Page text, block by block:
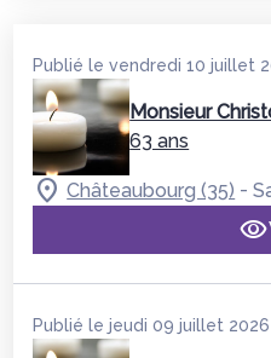
Publié le vendredi 10 juillet
Monsieur
63 ans
Châteaubourg (35) -
Publié le jeudi 09 juillet 2026